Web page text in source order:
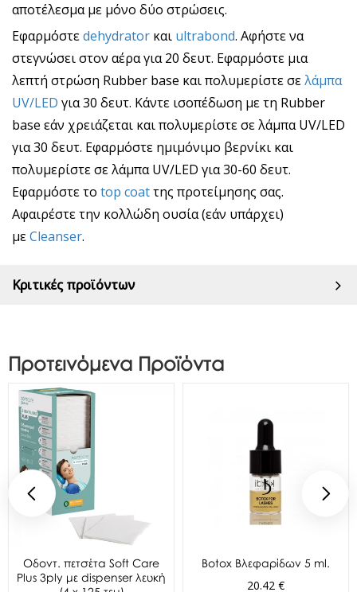
αποτέλεσμα με μόνο δύο στρώσεις.
Εφαρμόστεdehydrator και ultrabond. Αφήστε να
στεγνώσει στον αέρα για 20 δευτ. Εφαρμόστε μια
λεπτή στρώση Rubber base και πολυμερίστε σελάμπα
UV/LED για 30 δευτ. Κάντε ισοπέδωση με τη Rubber
base εάν χρειάζεται και πολυμερίστε σε λάμπα UV/LED
για 30 δευτ. Εφαρμόστε ημιμόνιμο βερνίκι και
πολυμερίστε σε λάμπα UV/LED για 30-60 δευτ.
Εφαρμόστε το top coatτης προτείμησης σας.
Αφαιρέστε την κολλώδη ουσία (εάν υπάρχει)
μεCleanser.
Κριτικές προϊόντων
Προτεινόμενα Προϊόντα
Oδοντ. πετσέτα Soft Care
Plus 3ply με dispenser λευκή
Botox Βλεφαρίδων 5 ml.
20.42 €